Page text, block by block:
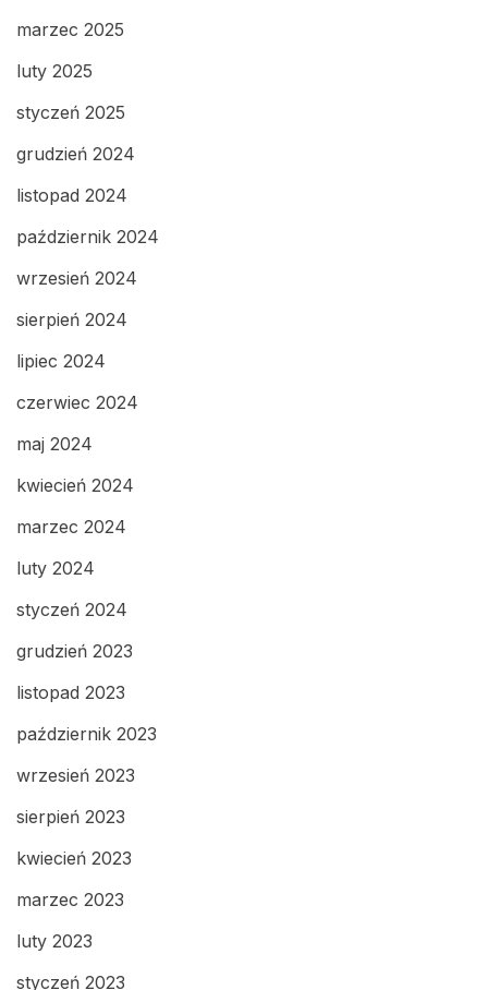
marzec 2025
luty 2025
styczeń 2025
grudzień 2024
listopad 2024
październik 2024
wrzesień 2024
sierpień 2024
lipiec 2024
czerwiec 2024
maj 2024
kwiecień 2024
marzec 2024
luty 2024
styczeń 2024
grudzień 2023
listopad 2023
październik 2023
wrzesień 2023
sierpień 2023
kwiecień 2023
marzec 2023
luty 2023
styczeń 2023